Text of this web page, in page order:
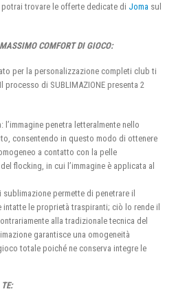
trovare le offerte dedicate di Joma sul
COMFORT DI GIOCO:
per la personalizzazione completi club ti
di SUBLIMAZIONE presenta 2
penetra letteralmente nello
consentendo in questo modo di ottenere
a contatto con la pelle
flocking, in cui l’immagine è applicata al
permette di penetrare il
le proprietà traspiranti; ciò lo rende il
alla tradizionale tecnica del
garantisce una omogeneità
totale poiché ne conserva integre le